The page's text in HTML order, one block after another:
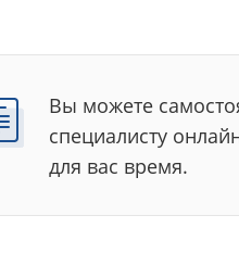
Вы можете
специалисту
для вас время.